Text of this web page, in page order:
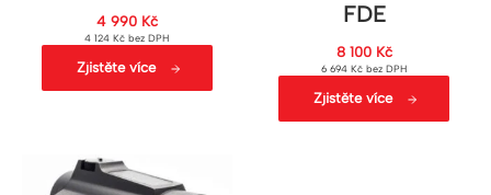
4 990 Kč
4 124Kč bez DPH
Zjistěte více
FDE
8 100 Kč
6 694Kč bez DPH
Zjistěte více